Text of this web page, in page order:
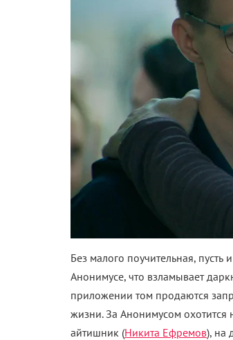
Без малого поучительная,
Анонимусе, что взламывает
приложении том продаются
жизни. За Анонимусом
айтишник (Никита Ефремов), на